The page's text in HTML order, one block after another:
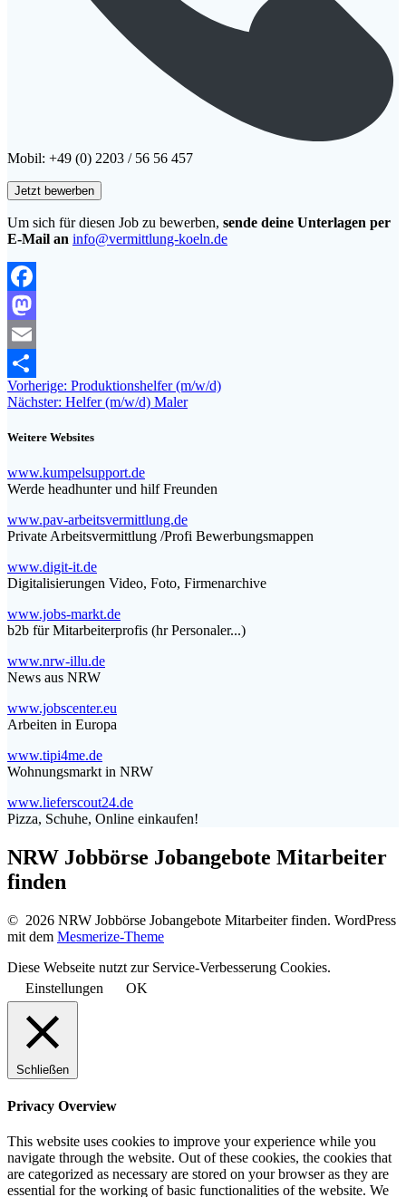
Mobil: +49 (0) 2203 / 56 56 457
Um sich für diesen Job zu bewerben, sende deine Unterlagen per
E-Mail an info@vermittlung-koeln.de
Facebook
Mastodon
Email
Teilen
Beitragsnavigation
Vorherige: Vorheriger
Beitrag:
Produktionshelfer (m/w/d)
Nächster: Nächster
Helfer (m/w/d) Maler
Weitere Websites
www.kumpelsupport.de
Werde headhunter und hilf Freunden
www.pav-arbeitsvermittlung.de
Private Arbeitsvermittlung /Profi Bewerbungsmappen
www.digit-it.de
Digitalisierungen Video, Foto, Firmenarchive
www.jobs-markt.de
b2b für Mitarbeiterprofis (hr Personaler...)
www.nrw-illu.de
News aus NRW
www.jobscenter.eu
Arbeiten in Europa
www.tipi4me.de
Wohnungsmarkt in NRW
www.lieferscout24.de
Pizza, Schuhe, Online einkaufen!
NRW Jobbörse Jobangebote Mitarbeiter
finden
© 2026 NRW Jobbörse Jobangebote Mitarbeiter finden. WordPress
mit dem Mesmerize-Theme
Diese Webseite nutzt zur Service-Verbesserung Cookies.
Einstellungen
OK
Schließen
Privacy Overview
This website uses cookies to improve your experience while you
navigate through the website. Out of these cookies, the cookies that
are categorized as necessary are stored on your browser as they are
essential for the working of basic functionalities of the website. We